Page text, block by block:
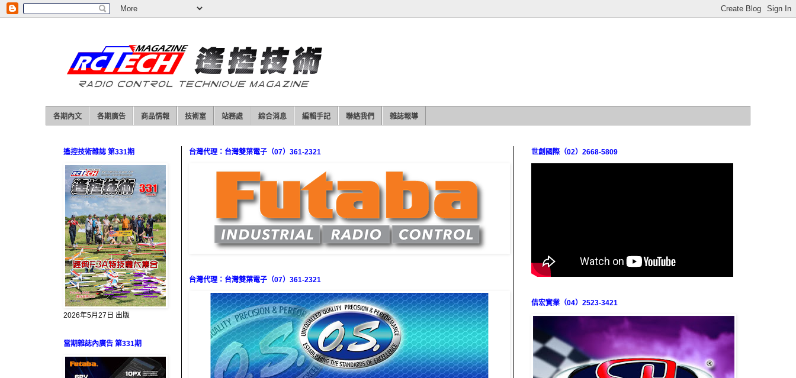
各期內文 各期廣告 商品情報 技術室 站務處 綜合消息 編輯手記 聯絡我們 雜誌報導
台灣代理：台灣雙葉電子（07）361-2321
台灣代理：台灣雙葉電子（07）361-2321
遙控技術雜誌 第331期
2026年5月27日 出版
當期雜誌內廣告 第331期
世創國際（02）2668-5809
佶宏實業（04）2523-3421